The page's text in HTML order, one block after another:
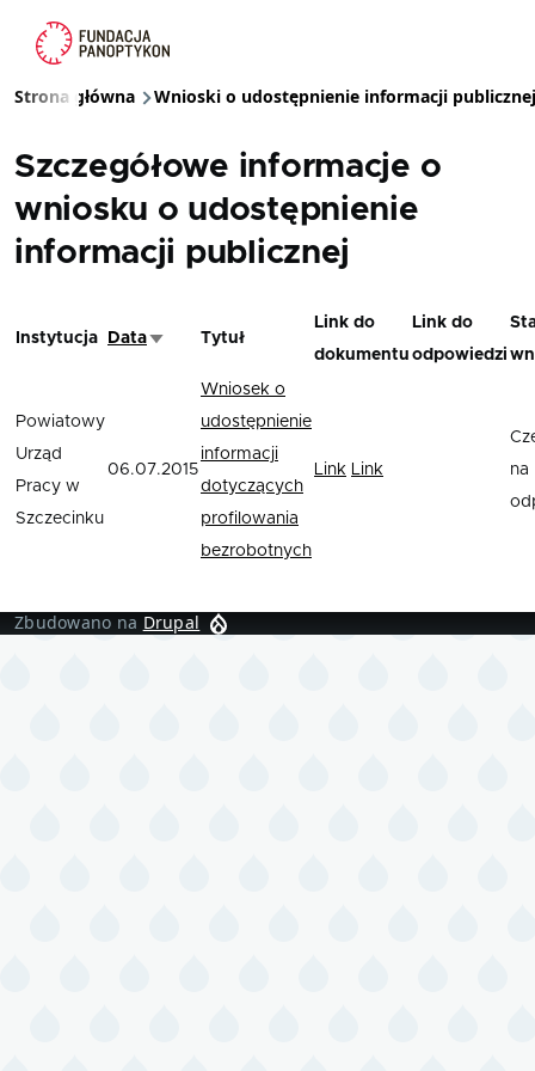
Ścieżka nawigacyjna
Strona główna Wnioski o udostępnienie informacji publicznej
Szczegółowe informacje o
wniosku o udostępnienie
informacji publicznej
Instytucja DataSortuj rosnąco
Tytuł
Link do
dokumentu
Link do
odpowiedzi
Powiatowy
Urząd
Pracy w
Szczecinku
06.07.2015
Wniosek o
udostępnienie
informacji
dotyczących
profilowania
bezrobotnych
Link Link
na
Zbudowano na Drupal